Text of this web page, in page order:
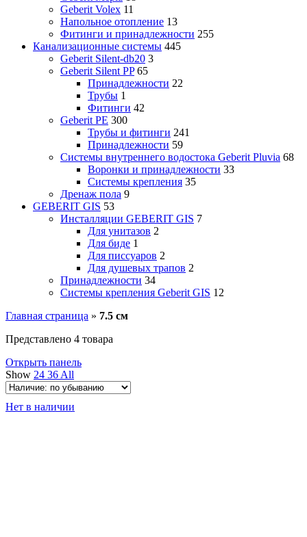
Geberit Volex 11
Напольное отопление 13
Фитинги и принадлежности 255
Канализационные системы 445
Geberit Silent-db20 3
Geberit Silent PP 65
Принадлежности 22
Трубы 1
Фитинги 42
Geberit PE 300
Трубы и фитинги 241
Принадлежности 59
Системы внутреннего водостока Geberit Pluvia 68
Воронки и принадлежности 33
Системы крепления 35
Дренаж пола 9
GEBERIT GIS 53
Инсталляции GEBERIT GIS 7
Для унитазов 2
Для биде 1
Для писсуаров 2
Для душевых трапов 2
Принадлежности 34
Системы крепления Geberit GIS 12
Главная страница » 7.5 см
Представлено 4 товара
Открыть панель
Show 24 36 All
Нет в наличии